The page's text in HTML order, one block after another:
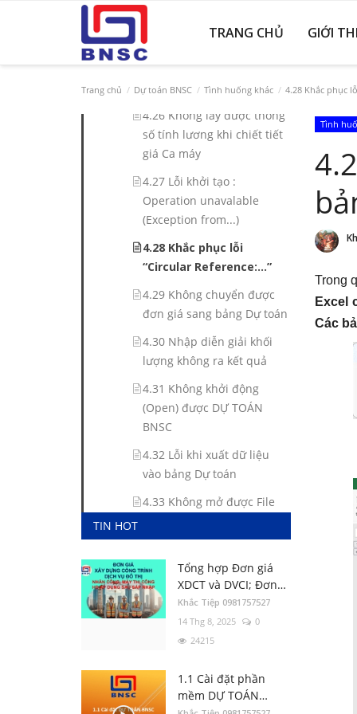
TRANG CHỦ GIỚI
Trang chủ Dự toán BNSC Tình huống khác 4.28 Khắc phục
4.25 Không tính toán được
bảng Tổng hợp kinh phí
(THKP)
4.26 Không lấy được thông
số tính lương khi chiết tiết
giá Ca máy
4.27 Lỗi khởi tạo :
Operation unavalable
(Exception from...)
4.28 Khắc phục lỗi
“Circular Reference:…”
4.29 Không chuyển được
đơn giá sang bảng Dự toán
4.30 Nhập diễn giải khối
lượng không ra kết quả
4.31 Không khởi động
(Open) được DỰ TOÁN
BNSC
4.32 Lỗi khi xuất dữ liệu
vào bảng Dự toán
4.33 Không mở được File
thầu
TIN HOT
Tổng hợp Đơn giá
XDCT và DVCI; Đơn
giá Nhân công, Giá
ca máy; Hướng dẫn
các tỉnh thành
Khắc Tiệp 0981757527
14 Thg 8, 2025
0
24215
1.1 Cài đặt phần
mềm DỰ TOÁN
định Chi phí chung
trên DỰ TOÁN BNSC
Khắc Tiệp 0981757527
Tình
Trong
Excel
Các